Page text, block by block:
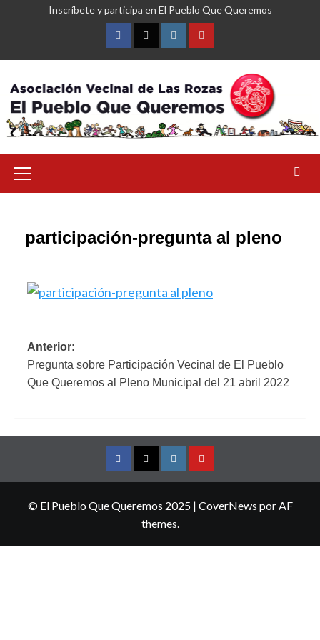
Inscríbete y participa en El Pueblo Que Queremos
FacebookTwitterInstagramYouTube
primario
participación-pregunta al pleno
Navegación
de
entradas
Anterior:
Pregunta sobre Participación Vecinal de El Pueblo
Que Queremos al Pleno Municipal del 21 abril 2022
FacebookTwitterInstagramYouTube
© El Pueblo Que Queremos 2025 | CoverNews por AF
themes.